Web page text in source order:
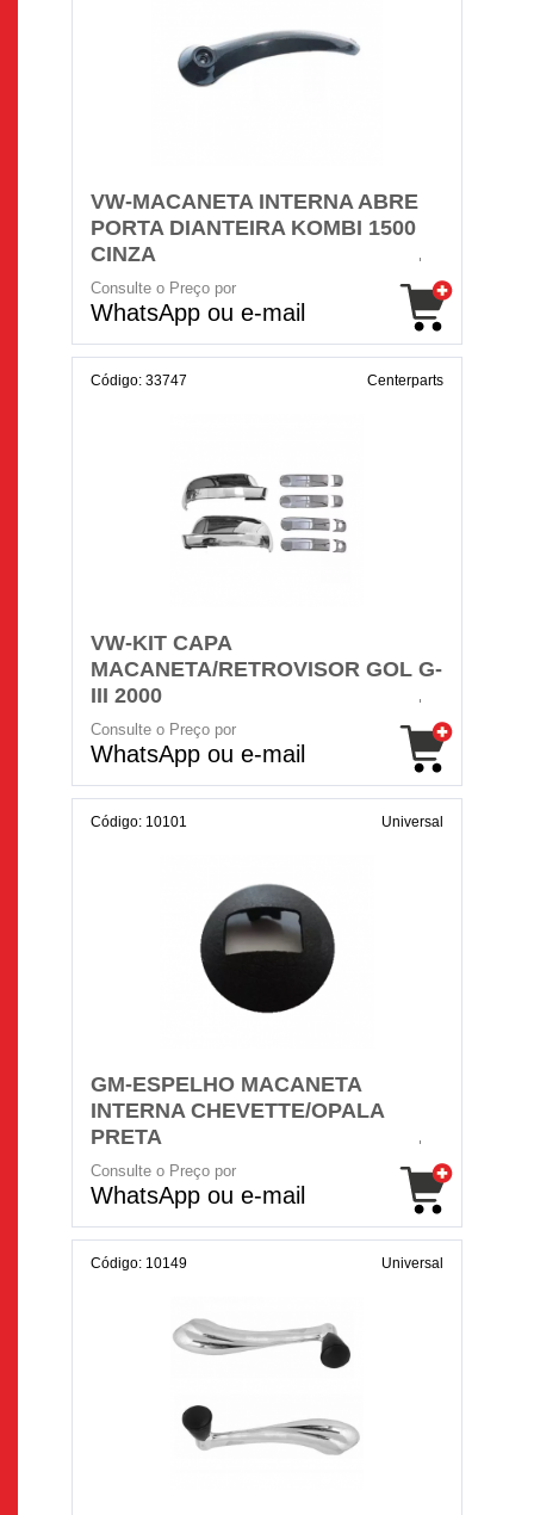
VW-MACANETA INTERNA ABRE
PORTA DIANTEIRA KOMBI 1500
CINZA
Consulte o Preço por
WhatsApp ou e-mail
Código: 33747 Centerparts
VW-KIT CAPA
MACANETA/RETROVISOR GOL G-
III 2000
Consulte o Preço por
WhatsApp ou e-mail
Código: 10101 Universal
GM-ESPELHO MACANETA
INTERNA CHEVETTE/OPALA
PRETA
Consulte o Preço por
WhatsApp ou e-mail
Código: 10149 Universal